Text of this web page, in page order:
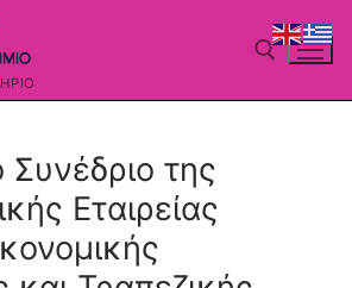
Συνέδριο της
Εταιρείας